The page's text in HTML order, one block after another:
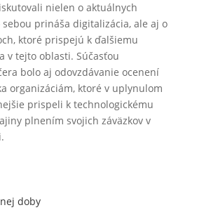
nielen o aktuálnych
sebou prináša digitalizácia, ale aj o
ktoré prispejú k ďalšiemu
v tejto oblasti. Súčasťou
bolo aj odovzdávanie ocenení
organizáciám, ktoré v uplynulom
prispeli k technologickému
plnením svojich záväzkov v
doby